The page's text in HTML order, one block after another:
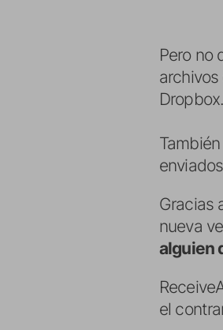
Pero no
Dropbox.
Gracias
nueva
alguien
el